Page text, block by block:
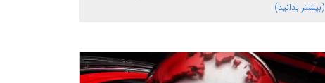
(بیشتر بدانید)